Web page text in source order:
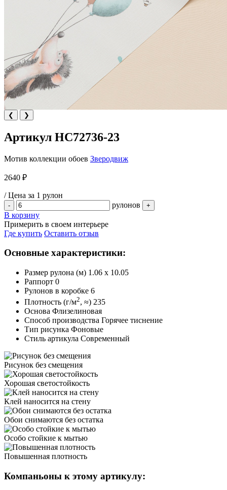
❮ ❯
Артикул HC72736-23
Мотив коллекции обоев Зверодвиж
2640 ₽
/ Цена за 1 рулон
- рулонов +
В корзину
Примерить в своем интерьере
Где купить Оставить отзыв
Основные характеристики:
Размер рулона (м) 1.06 x 10.05
Раппорт 0
Рулонов в коробке 6
Плотность (г/м2, ≈) 235
Основа Флизелиновая
Способ производства Горячее тиснение
Тип рисунка Фоновые
Стиль артикула Современный
Рисунок без смещения
Хорошая светостойкость
Клей наносится на стену
Обои снимаются без остатка
Особо стойкие к мытью
Повышенная плотность
Компаньоны к этому артикулу: